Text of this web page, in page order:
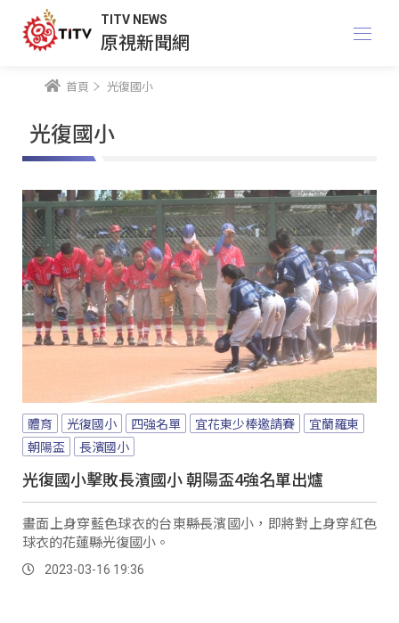
TITV NEWS
原視新聞網
首頁 光復國小
光復國小
體育 光復國小 四強名單 宜花東少棒邀請賽
宜蘭羅東
朝陽盃
長濱國小
光復國小擊敗長濱國小 朝陽盃4強名單出爐
畫面上身穿藍色球衣的台東縣長濱國小，即將對上身穿紅色
球衣的花蓮縣光復國小。
2023-03-16 19:36